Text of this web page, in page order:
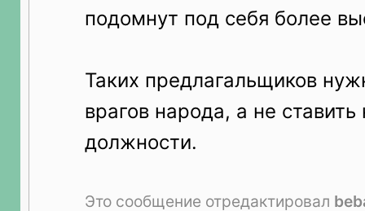
подомнут под себя более
Таких предлагальщиков
врагов народа, а не ставить
должности.
Это сообщение отредактировал